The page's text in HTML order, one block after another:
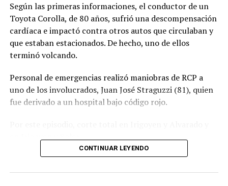
Según las primeras informaciones, el conductor de un
Toyota Corolla, de 80 años, sufrió una descompensación
cardíaca e impactó contra otros autos que circulaban y
que estaban estacionados. De hecho, uno de ellos
terminó volcando.
Personal de emergencias realizó maniobras de RCP a
uno de los involucrados, Juan José Straguzzi (81), quien
fue derivado a un hospital bajo código rojo.
Además, intermitentes para despejar en Lamadrid y
Alsina y Mitre y Sarmiento.
CONTINUAR LEYENDO